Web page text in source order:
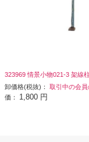
323969 情景小物021-3 架線
卸価格(税抜)： 取引中の会員
価： 1,800 円